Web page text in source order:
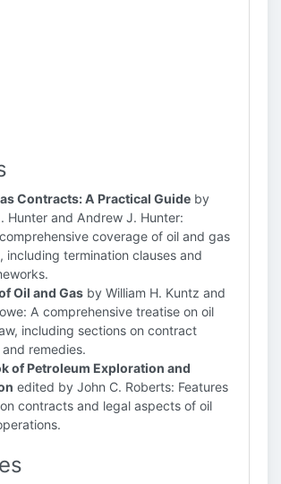
Contracts: A Practical Guide by
Hunter and Andrew J. Hunter:
coverage of oil and gas
including termination clauses and
Oil and Gas by William H. Kuntz and
A comprehensive treatise on oil
including sections on contract
remedies.
of Petroleum Exploration and
edited by John C. Roberts: Features
contracts and legal aspects of oil